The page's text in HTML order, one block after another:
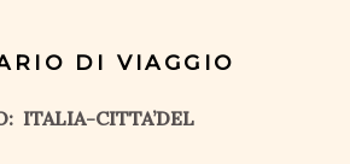
DI VIAGGIO
ITALIA-CITTA’DEL